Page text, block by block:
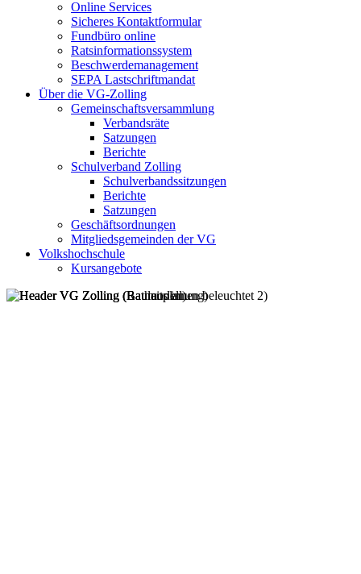
Online Services
Sicheres Kontaktformular
Fundbüro online
Ratsinformationssystem
Beschwerdemanagement
SEPA Lastschriftmandat
Über die VG-Zolling
Gemeinschaftsversammlung
Verbandsräte
Satzungen
Berichte
Schulverband Zolling
Schulverbandssitzungen
Berichte
Satzungen
Geschäftsordnungen
Mitgliedsgemeinden der VG
Volkshochschule
Kursangebote